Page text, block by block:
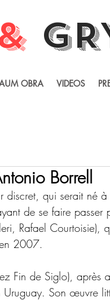
OBRA VIDEOS
Borrell
discret, qui serait
de se faire passer
Rafael Courtoisie),
2007.
Fin de Siglo), après
Son œuvre